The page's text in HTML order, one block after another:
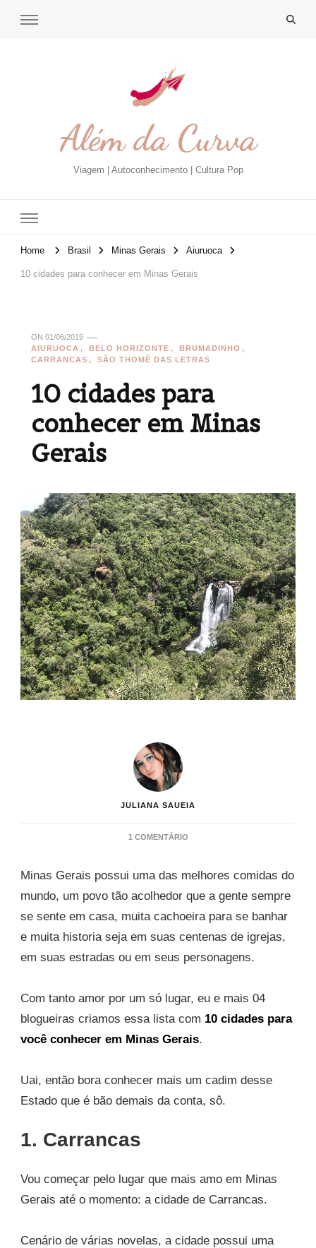
Além da Curva
Viagem | Autoconhecimento | Cultura Pop
Home Brasil Minas Gerais Aiuruoca
10 cidades para conhecer em Minas Gerais
ON 01/06/2019
AIURUOCA
BELO HORIZONTE
BRUMADINHO
CARRANCAS
SÃO THOMÉ DAS LETRAS
10 cidades para
conhecer em Minas
Gerais
JULIANA SAUEIA
1 COMENTÁRIOEM
PARA
EM
MINAS
Minas Gerais possui uma das melhores comidas do
mundo, um povo tão acolhedor que a gente sempre
se sente em casa, muita cachoeira para se banhar
e muita historia seja em suas centenas de igrejas,
em suas estradas ou em seus personagens.
Com tanto amor por um só lugar, eu e mais 04
blogueiras criamos essa lista com 10 cidades para
você conhecer em Minas Gerais.
Uai, então bora conhecer mais um cadim desse
Estado que é bão demais da conta, sô.
1. Carrancas
Vou começar pelo lugar que mais amo em Minas
Gerais até o momento: a cidade de Carrancas.
Cenário de várias novelas, a cidade possui uma